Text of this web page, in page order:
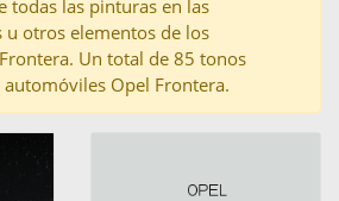
todas las pinturas en las
u otros elementos de los
Un total de 85 tonos
Opel Frontera.